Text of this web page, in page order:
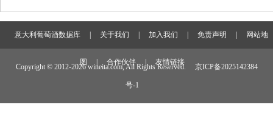
意大利葡萄酒数据库 关于我们 加入我们 免责声明 网站地
图 合作伙伴 友情链接
Copyright © 2012-2026 wineita.com, All Rights Reserved. 京ICP备2025142384
号-1